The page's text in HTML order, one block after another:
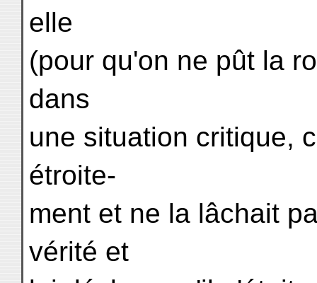
elle
(pour qu'on ne pût la
dans
une situation critique,
étroite-
ment et ne la lâchait
vérité et